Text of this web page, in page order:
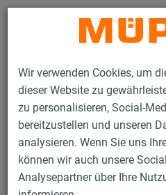
Wir verwenden Cookies, um
dieser Website zu
zu personalisieren, Social-
bereitzustellen und unseren
analysieren. Wenn Sie uns
können wir auch unsere
Analysepartner über Ihre
Produkte Befestigungstechnik
Rohrschellen mit Schalldämmung